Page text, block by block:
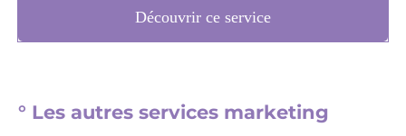
Découvrir ce service
° Les autres services marketing